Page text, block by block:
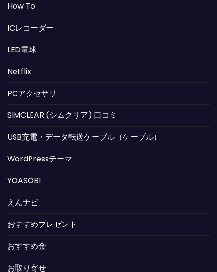
How To
ICレコーダー
LED電球
Netflix
PCアクセサリ
SIMCLEAR (シムクリア) 口コミ
USB充電・データ転送ケーブル（ケーブル）
WordPressテーマ
YOASOBI
えんナビ
おすすめプレゼント
おすすめ金
お取り寄せ